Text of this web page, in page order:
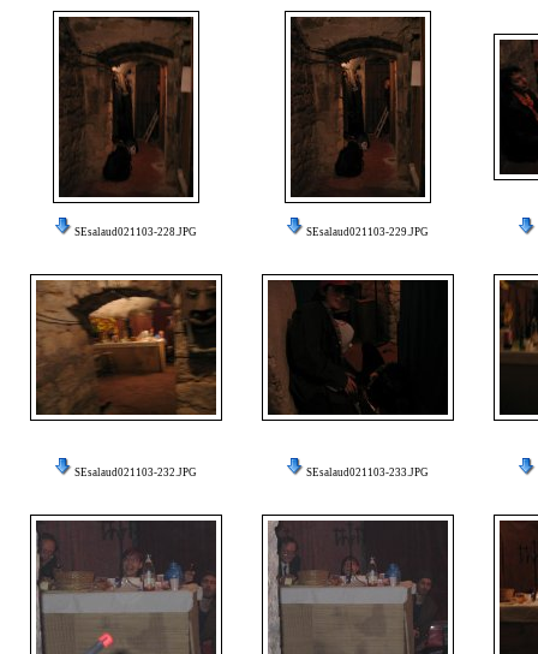
SEsalaud021103-228.JPG SEsalaud021103-229.JPG
SEsalaud021103-232.JPG SEsalaud021103-233.JPG